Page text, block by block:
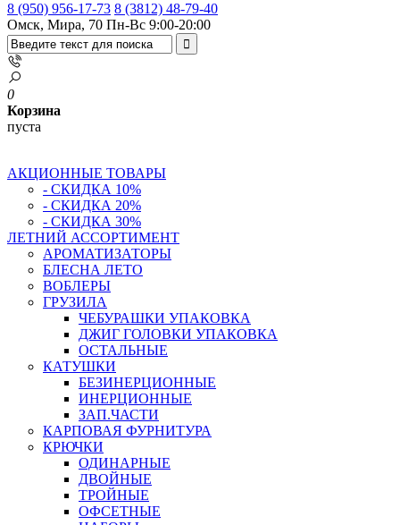
8 (950) 956-17-73 8 (3812) 48-79-40
Омск, Мира, 70 Пн-Вс 9:00-20:00
0
Корзина
пуста
АКЦИОННЫЕ ТОВАРЫ
- СКИДКА 10%
- СКИДКА 20%
- СКИДКА 30%
ЛЕТНИЙ АССОРТИМЕНТ
АРОМАТИЗАТОРЫ
БЛЕСНА ЛЕТО
ВОБЛЕРЫ
ГРУЗИЛА
ЧЕБУРАШКИ УПАКОВКА
ДЖИГ ГОЛОВКИ УПАКОВКА
ОСТАЛЬНЫЕ
КАТУШКИ
БЕЗИНЕРЦИОННЫЕ
ИНЕРЦИОННЫЕ
ЗАП.ЧАСТИ
КАРПОВАЯ ФУРНИТУРА
КРЮЧКИ
ОДИНАРНЫЕ
ДВОЙНЫЕ
ТРОЙНЫЕ
ОФСЕТНЫЕ